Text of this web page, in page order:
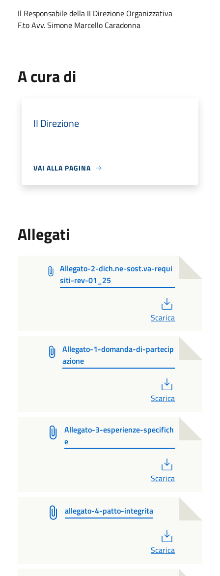
Il Responsabile della II Direzione Organizzativa
F.to Avv. Simone Marcello Caradonna
A cura di
II Direzione
VAI ALLA PAGINA
Allegati
Allegato-2-dich.ne-sost.va-requi
siti-rev-01_25
Scarica
Allegato-1-domanda-di-partecip
azione
Scarica
Allegato-3-esperienze-specifich
e
Scarica
allegato-4-patto-integrita
Scarica